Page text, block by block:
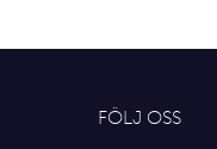
FÖLJ OSS